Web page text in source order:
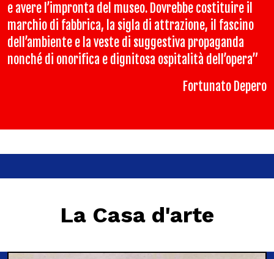
e avere l’impronta del museo. Dovrebbe costituire il
marchio di fabbrica, la sigla di attrazione, il fascino
dell’ambiente e la veste di suggestiva propaganda
nonché di onorifica e dignitosa ospitalità dell’opera”
Fortunato Depero
La Casa d'arte